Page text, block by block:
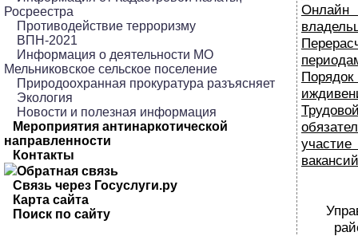
Росреестра
Противодействие терроризму
ВПН-2021
Информация о деятельности МО
Мельниковское сельское поселение
Природоохранная прокуратура разъясняет
Экология
Новости и полезная информация
Мероприятия антинаркотической
направленности
Контакты
Обратная связь
Связь через Госуслуги.ру
Карта сайта
Поиск по сайту